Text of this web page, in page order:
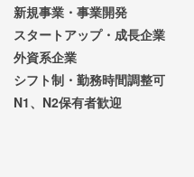
新規事業・事業開発
スタートアップ・成長企業
外資系企業
シフト制・勤務時間調整可
N1、N2保有者歓迎